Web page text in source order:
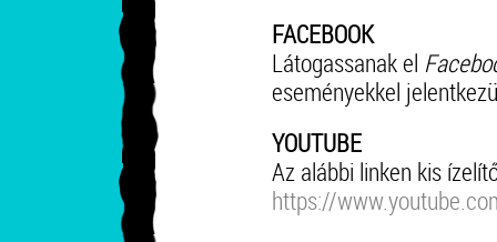
FACEBOOK
Látogassanak el
eseményekkel
YOUTUBE
Az alábbi linken kis
https://